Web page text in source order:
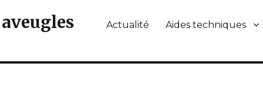
Actualité Aides techniques